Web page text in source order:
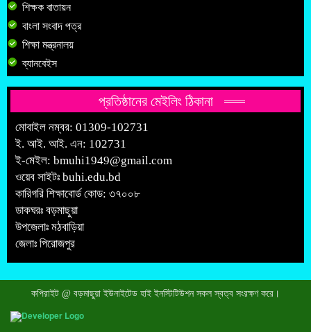
শিক্ষক বাতায়ন
বাংলা সংবাদ পত্র
শিক্ষা মন্ত্রনালয়
ব্যানবেইস
প্রতিষ্ঠানের মেইলিং ঠিকানা
মোবাইল নম্বর: 01309-102731
ই. আই. আই. এন: 102731
ই-মেইল: bmuhi1949@gmail.com
ওয়েব সাইটঃ buhi.edu.bd
কারিগরি শিক্ষাবোর্ড কোড: ৩৭০০৮
ডাকঘরঃ বড়মাছুয়া
উপজেলাঃ মঠবাড়িয়া
জেলাঃ পিরোজপুর
কপিরাইট @ বড়মাছুয়া ইউনাইটেড হাই ইনস্টিটিউশন সকল স্বত্ব সংরক্ষণ করে।